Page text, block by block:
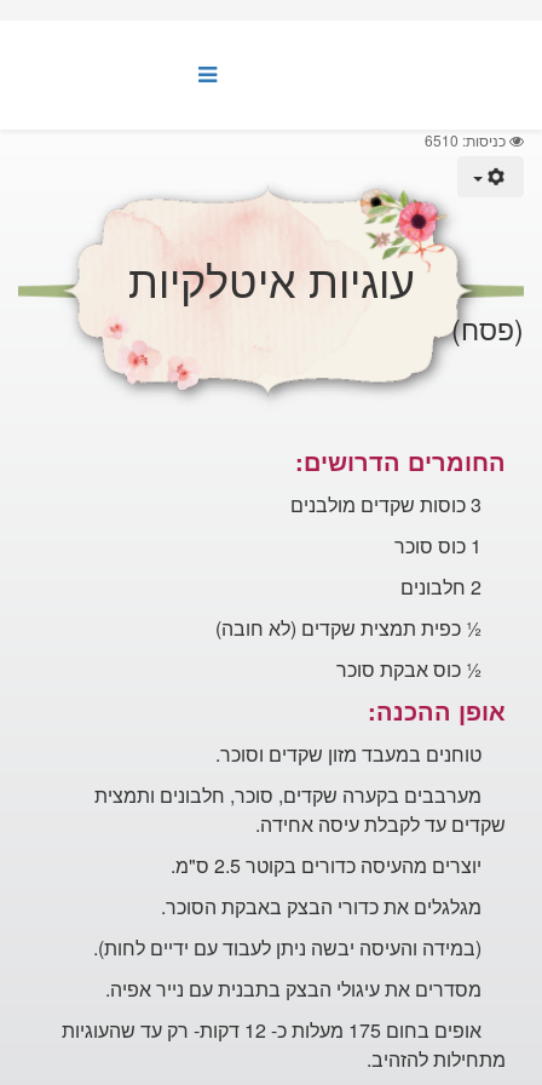
כניסות: 6510
עוגיות איטלקיות
(פסח)
החומרים הדרושים:
3כוסות שקדים מולבנים
1 כוס סוכר
2 חלבונים
½ כפית תמצית שקדים (לא חובה)
½ כוס אבקת סוכר
אופן ההכנה:
טוחנים במעבד מזון שקדים וסוכר.
מערבבים בקערה שקדים, סוכר, חלבונים ותמצית
שקדים עד לקבלת עיסה אחידה.
יוצרים מהעיסה כדורים בקוטר2.5 ס"מ.
מגלגלים את כדורי הבצק באבקת הסוכר.
(במידה והעיסה יבשה ניתן לעבוד עם ידיים לחות).
מסדרים את עיגולי הבצק בתבנית עם נייר אפיה.
אופים בחום 175 מעלות כ-
12 דקות- רק עד שהעוגיות
מתחילות להזהיב.